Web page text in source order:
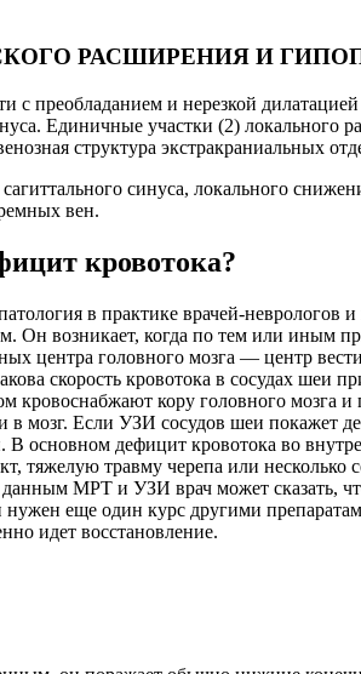
РАСШИРЕНИЯ И
преобладанием и нерезкой
Единичные участки (2) локального
структура экстракраниальных
синуса, локального
вен.
кровотока?
в практике врачей-
возникает, когда по тем или иным
центра головного мозга — центр
скорость кровотока в сосудах
кровоснабжают кору головного
в мозг. Если УЗИ сосудов шеи покажет
В основном дефицит кровотока во
тяжелую травму черепа или
МРТ и УЗИ врач может сказать,
нужен еще один курс другими
идет восстановление.